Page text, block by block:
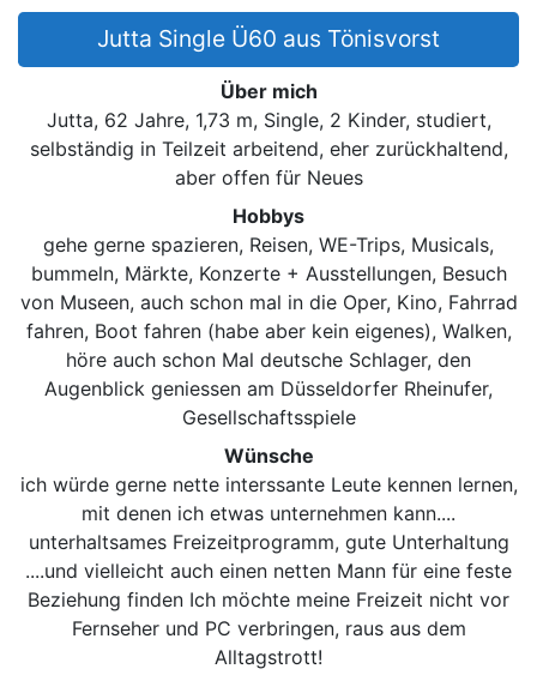
Jutta Single Ü60 aus Tönisvorst
Über mich
Jutta, 62 Jahre, 1,73 m, Single, 2 Kinder, studiert,
selbständig in Teilzeit arbeitend, eher zurückhaltend,
aber offen für Neues
Hobbys
gehe gerne spazieren, Reisen, WE-Trips, Musicals,
bummeln, Märkte, Konzerte + Ausstellungen, Besuch
von Museen, auch schon mal in die Oper, Kino, Fahrrad
fahren, Boot fahren (habe aber kein eigenes), Walken,
höre auch schon Mal deutsche Schlager, den
Augenblick geniessen am Düsseldorfer Rheinufer,
Gesellschaftsspiele
Wünsche
ich würde gerne nette interssante Leute kennen lernen,
mit denen ich etwas unternehmen kann....
unterhaltsames Freizeitprogramm, gute Unterhaltung
....und vielleicht auch einen netten Mann für eine feste
Beziehung finden Ich möchte meine Freizeit nicht vor
Fernseher und PC verbringen, raus aus dem
Alltagstrott!